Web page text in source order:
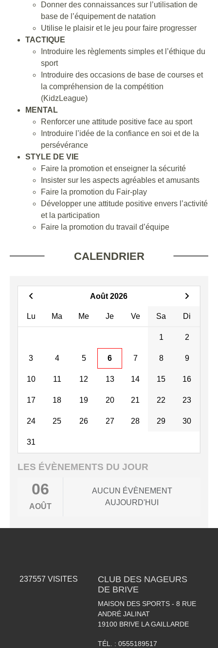
Donner des connaissances sur l’utilisation de
base de l’équipement de natation
Utilise le plaisir et le jeu pour faire progresser
TACTIQUE
Introduire les règlements simples et l’éthique du
sport
Introduire des occasions de base de courses et
la compréhension de la compétition
(KidzLeague)
MENTAL
Renforcer une attitude positive face au sport
Introduire l’idée de la confiance en soi et de la
persévérance
STYLE DE VIE
Faire la promotion et enseigner la sécurité
Insister sur les aspects agréables et amusants
Faire la promotion du Fair-play
Développer une attitude positive envers l’activité
et la participation
Faire la promotion du travail d’équipe
CALENDRIER
Août 2026
Lu Ma Me Je Ve Sa Di
1 2
3 4 5 6 7 8 9
10 11 12 13 14 15 16
17 18 19 20 21 22 23
24 25 26 27 28 29 30
31
LES ÉVÈNEMENTS DU JOUR
06
AOÛT
AUCUN ÉVÈNEMENT
AUJOURD'HUI
237557 VISITES
CLUB DES NAGEURS
DE BRIVE
MAISON DES SPORTS - 8 RUE
ANDRÉ JALINAT
19100 BRIVE LA GAILLARDE
TÉL. : 0555189517